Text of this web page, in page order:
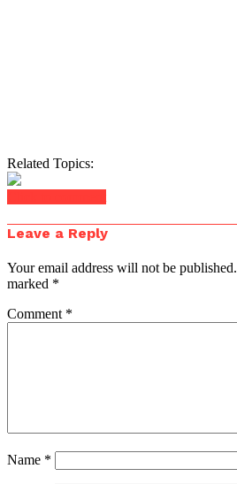
Related Topics:
Leave a Reply
Your email address will not be published.
marked *
Comment *
Name *